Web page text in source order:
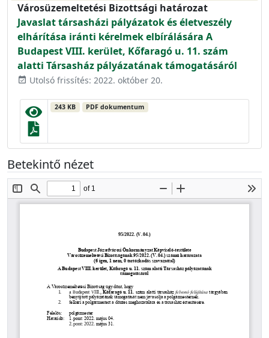
Városüzemeltetési Bizottsági határozat
Javaslat társasházi pályázatok és életveszély
elhárítása iránti kérelmek elbírálására A
Budapest VIII. kerület, Kőfaragó u. 11. szám
alatti Társasház pályázatának támogatásáról
event_available Utolsó frissítés: 2022. október 20.
243 KB PDF dokumentum
Betekintő nézet